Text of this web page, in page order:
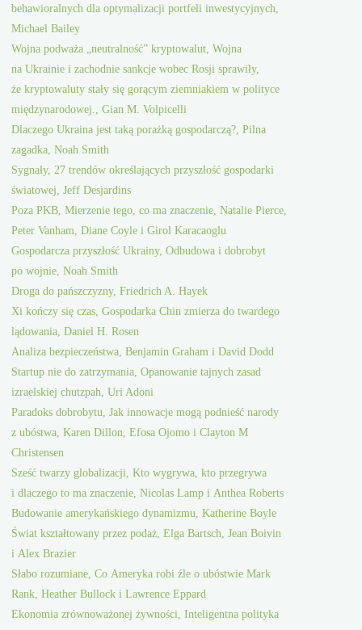
behawioralnych dla optymalizacji portfeli inwestycyjnych,
Michael Bailey
Wojna podważa „neutralność” kryptowalut, Wojna
na Ukrainie i zachodnie sankcje wobec Rosji sprawiły,
że kryptowaluty stały się gorącym ziemniakiem w polityce
międzynarodowej., Gian M. Volpicelli
Dlaczego Ukraina jest taką porażką gospodarczą?, Pilna
zagadka, Noah Smith
Sygnały, 27 trendów określających przyszłość gospodarki
światowej, Jeff Desjardins
Poza PKB, Mierzenie tego, co ma znaczenie, Natalie Pierce,
Peter Vanham, Diane Coyle i Girol Karacaoglu
Gospodarcza przyszłość Ukrainy, Odbudowa i dobrobyt
po wojnie, Noah Smith
Droga do pańszczyzny, Friedrich A. Hayek
Xi kończy się czas, Gospodarka Chin zmierza do twardego
lądowania, Daniel H. Rosen
Analiza bezpieczeństwa, Benjamin Graham i David Dodd
Startup nie do zatrzymania, Opanowanie tajnych zasad
izraelskiej chutzpah, Uri Adoni
Paradoks dobrobytu, Jak innowacje mogą podnieść narody
z ubóstwa, Karen Dillon, Efosa Ojomo i Clayton M
Christensen
Sześć twarzy globalizacji, Kto wygrywa, kto przegrywa
i dlaczego to ma znaczenie, Nicolas Lamp i Anthea Roberts
Budowanie amerykańskiego dynamizmu, Katherine Boyle
Świat kształtowany przez podaż, Elga Bartsch, Jean Boivin
i Alex Brazier
Słabo rozumiane, Co Ameryka robi źle o ubóstwie Mark
Rank, Heather Bullock i Lawrence Eppard
Ekonomia zrównoważonej żywności, Inteligentna polityka